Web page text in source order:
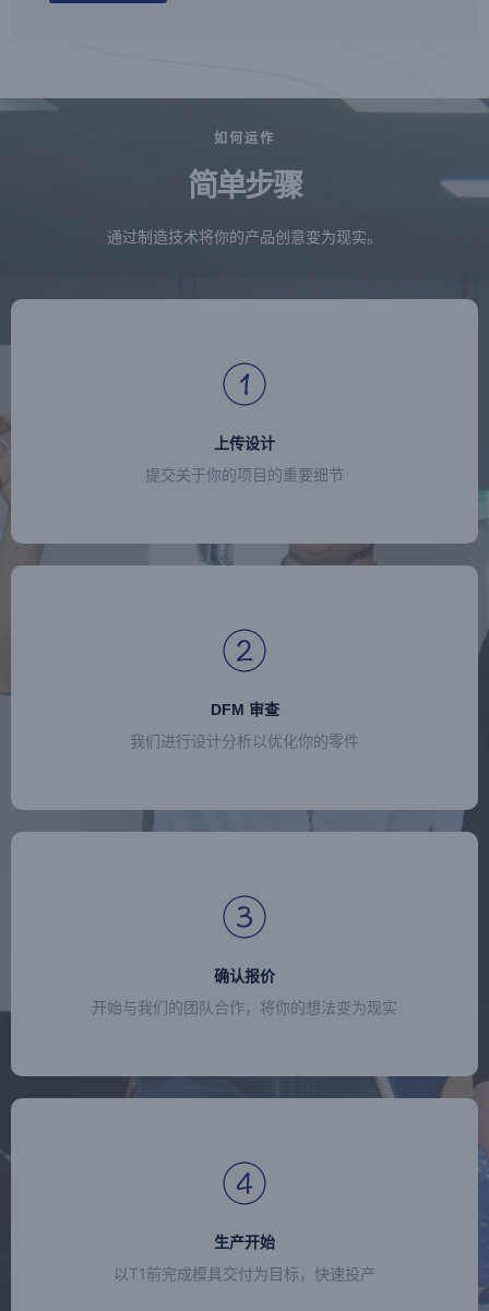
如何运作
简单步骤
通过制造技术将你的产品创意变为现实。
上传设计
提交关于你的项目的重要细节
DFM 审查
我们进行设计分析以优化你的零件
确认报价
开始与我们的团队合作，将你的想法变为现实
生产开始
以T1前完成模具交付为目标，快速投产